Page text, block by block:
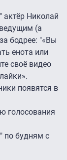
Николай
(а
бодрее: "«Вы
енота или
своё видео
появятся в
голосования
по будням с